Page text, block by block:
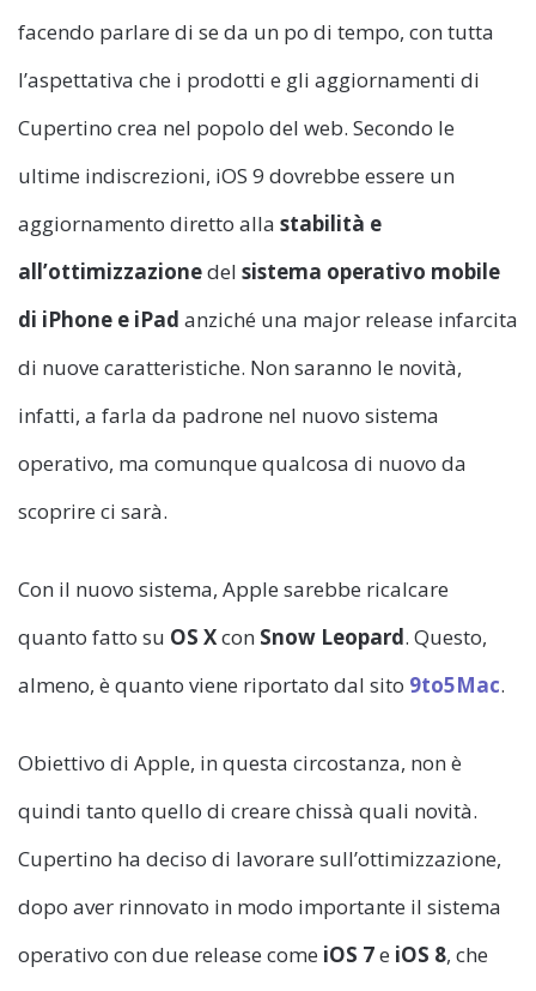
facendo parlare di se da un po di tempo, con tutta
l’aspettativa che i prodotti e gli aggiornamenti di
Cupertino crea nel popolo del web. Secondo le
ultime indiscrezioni, iOS 9 dovrebbe essere un
aggiornamento diretto alla stabilità e
all’ottimizzazionedel sistema operativo mobile
di iPhone e iPad anziché una major release infarcita
di nuove caratteristiche. Non saranno le novità,
infatti, a farla da padrone nel nuovo sistema
operativo, ma comunque qualcosa di nuovo da
scoprire ci sarà.
Con il nuovo sistema, Apple sarebbe ricalcare
quanto fatto su OS Xcon Snow Leopard. Questo,
almeno, è quanto viene riportato dal sito 9to5Mac.
Obiettivo di Apple, in questa circostanza, non è
quindi tanto quello di creare chissà quali novità.
Cupertino ha deciso di lavorare sull’ottimizzazione,
dopo aver rinnovato in modo importante il sistema
operativo con due release come iOS 7e iOS 8, che